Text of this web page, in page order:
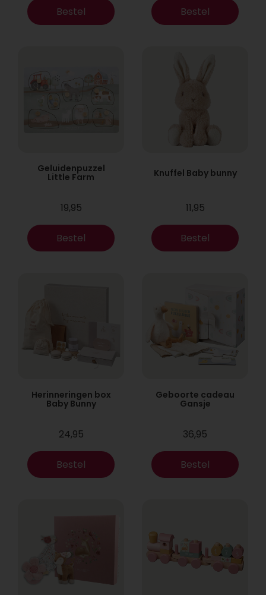
Bestel Bestel
Geluidenpuzzel
Little Farm
19,95
Bestel
Knuffel Baby bunny
11,95
Bestel
Herinneringen box
Baby Bunny
24,95
Bestel
Geboorte cadeau
Gansje
36,95
Bestel